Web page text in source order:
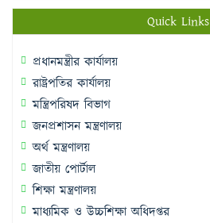
Quick Links
প্রধানমন্ত্রীর কার্যালয়
রাষ্ট্রপতির কার্যালয়
মন্ত্রিপরিষদ বিভাগ
জনপ্রশাসন মন্ত্রণালয়
অর্থ মন্ত্রণালয়
জাতীয় পোর্টাল
শিক্ষা মন্ত্রণালয়
মাধ্যমিক ও উচ্চশিক্ষা অধিদপ্তর